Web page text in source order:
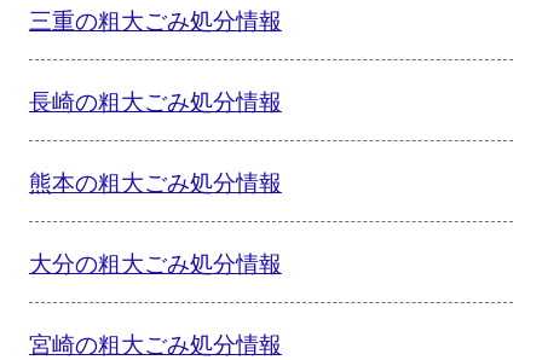
三重の粗大ごみ処分情報
長崎の粗大ごみ処分情報
熊本の粗大ごみ処分情報
大分の粗大ごみ処分情報
宮崎の粗大ごみ処分情報